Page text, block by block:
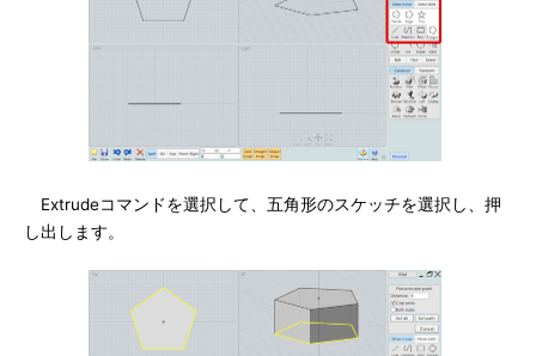
Extrudeコマンドを選択して、五角形のスケッチを選択し、押
し出します。